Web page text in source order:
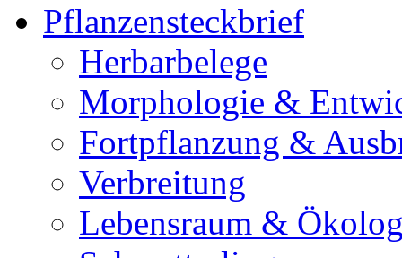
Pflanzensteckbrief
Herbarbelege
Morphologie &
Fortpflanzung &
Verbreitung
Lebensraum &